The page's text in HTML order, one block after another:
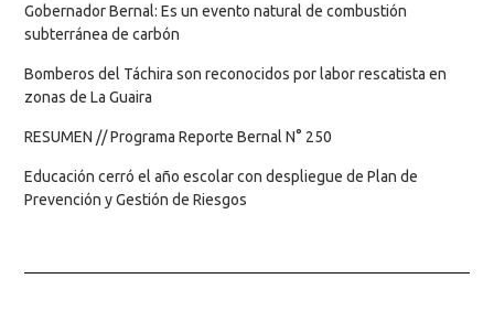
Gobernador Bernal: Es un evento natural de combustión
subterránea de carbón
Bomberos del Táchira son reconocidos por labor rescatista en
zonas de La Guaira
RESUMEN // Programa Reporte Bernal N° 250
Educación cerró el año escolar con despliegue de Plan de
Prevención y Gestión de Riesgos